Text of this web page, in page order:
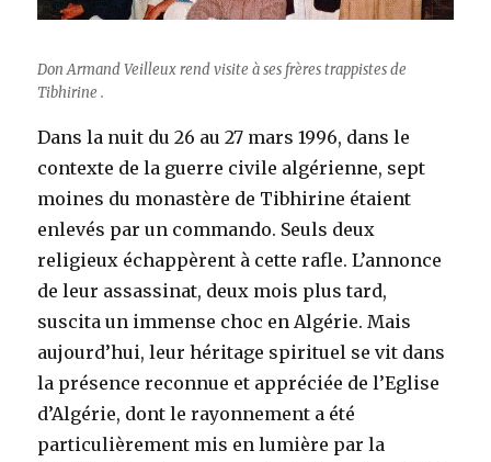
Don Armand Veilleux rend visite à ses frères trappistes de
Tibhirine .
Dans la nuit du 26 au 27 mars 1996, dans le
contexte de la guerre civile algérienne, sept
moines du monastère de Tibhirine étaient
enlevés par un commando. Seuls deux
religieux échappèrent à cette rafle. L’annonce
de leur assassinat, deux mois plus tard,
suscita un immense choc en Algérie. Mais
aujourd’hui, leur héritage spirituel se vit dans
la présence reconnue et appréciée de l’Eglise
d’Algérie, dont le rayonnement a été
particulièrement mis en lumière par la